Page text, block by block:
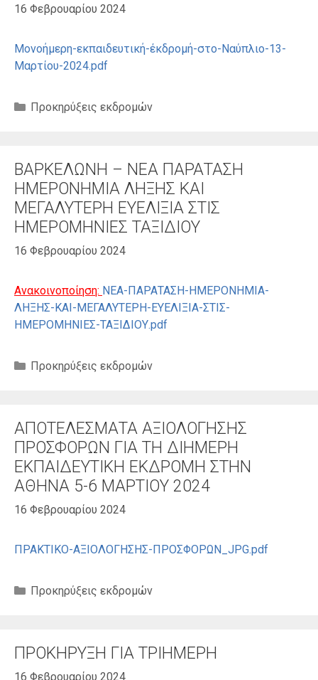
16 Φεβρουαρίου 2024
Μονοήμερη-εκπαιδευτική-έκδρομή-στο-Ναύπλιο-13-
Μαρτίου-2024.pdf
Κατηγορίες
Προκηρύξεις εκδρομών
ΒΑΡΚΕΛΩΝΗ – ΝΕΑ ΠΑΡΑΤΑΣΗ
ΗΜΕΡΟΝΗΜΙΑ ΛΗΞΗΣ ΚΑΙ
ΜΕΓΑΛΥΤΕΡΗ ΕΥΕΛΙΞΙΑ ΣΤΙΣ
ΗΜΕΡΟΜΗΝΙΕΣ ΤΑΞΙΔΙΟΥ
16 Φεβρουαρίου 2024
Ανακοινοποίηση: ΝΕΑ-ΠΑΡΑΤΑΣΗ-ΗΜΕΡΟΝΗΜΙΑ-
ΛΗΞΗΣ-ΚΑΙ-ΜΕΓΑΛΥΤΕΡΗ-ΕΥΕΛΙΞΙΑ-ΣΤΙΣ-
ΗΜΕΡΟΜΗΝΙΕΣ-ΤΑΞΙΔΙΟΥ.pdf
Κατηγορίες
Προκηρύξεις εκδρομών
ΑΠΟΤΕΛΕΣΜΑΤΑ ΑΞΙΟΛΟΓΗΣΗΣ
ΠΡΟΣΦΟΡΩΝ ΓΙΑ ΤΗ ΔΙΗΜΕΡΗ
ΕΚΠΑΙΔΕΥΤΙΚΗ ΕΚΔΡΟΜΗ ΣΤΗΝ
ΑΘΗΝΑ 5-6 ΜΑΡΤΙΟΥ 2024
16 Φεβρουαρίου 2024
ΠΡΑΚΤΙΚΟ-ΑΞΙΟΛΟΓΗΣΗΣ-ΠΡΟΣΦΟΡΩΝ_JPG.pdf
Κατηγορίες
Προκηρύξεις εκδρομών
ΠΡΟΚΗΡΥΞΗ ΓΙΑ ΤΡΙΗΜΕΡΗ
16 Φεβρουαρίου 2024